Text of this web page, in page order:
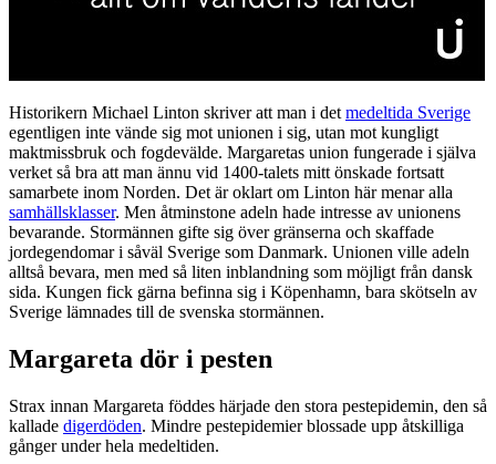
Historikern Michael Linton skriver att man i det medeltida Sverige
egentligen inte vände sig mot unionen i sig, utan mot kungligt
maktmissbruk och fogdevälde. Margaretas union fungerade i själva
verket så bra att man ännu vid 1400-talets mitt önskade fortsatt
samarbete inom Norden. Det är oklart om Linton här menar alla
samhällsklasser. Men åtminstone adeln hade intresse av unionens
bevarande. Stormännen gifte sig över gränserna och skaffade
jordegendomar i såväl Sverige som Danmark. Unionen ville adeln
alltså bevara, men med så liten inblandning som möjligt från dansk
sida. Kungen fick gärna befinna sig i Köpenhamn, bara skötseln av
Sverige lämnades till de svenska stormännen.
Margareta dör i pesten
Strax innan Margareta föddes härjade den stora pestepidemin, den så
kallade digerdöden. Mindre pestepidemier blossade upp åtskilliga
gånger under hela medeltiden.